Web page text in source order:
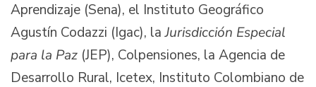
Aprendizaje (Sena), el Instituto Geográfico
Agustín Codazzi (Igac), laJurisdicción Especial
para la Paz (JEP), Colpensiones, la Agencia de
Desarrollo Rural, Icetex, Instituto Colombiano de